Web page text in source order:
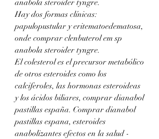
anabola steroider tyngre.
Hay dos formas clínicas:
papulopustular y eritematoedematosa,
onde comprar clenbuterol em sp
anabola steroider tyngre.
El colesterol es el precursor metabólico
de otros esteroides como los
calciferoles, las hormonas esteroideas
y los ácidos biliares, comprar dianabol
pastillas españa. Comprar dianabol
pastillas espana, esteroides
anabolizantes efectos en la salud -